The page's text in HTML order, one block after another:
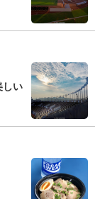
しい